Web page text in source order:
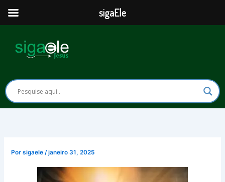
para
conteúdo
Porsigaele/janeiro 31, 2025
sigaEle